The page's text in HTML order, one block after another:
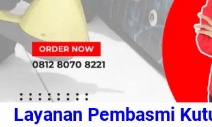
Layanan Pembasmi